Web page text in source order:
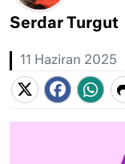
Serdar Turgut
11 Haziran 2025